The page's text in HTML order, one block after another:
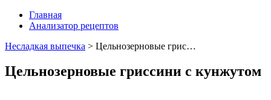
Главная
Анализатор рецептов
Несладкая выпечка > Цельнозерновые грис…
Цельнозерновые гриссини с кунжутом